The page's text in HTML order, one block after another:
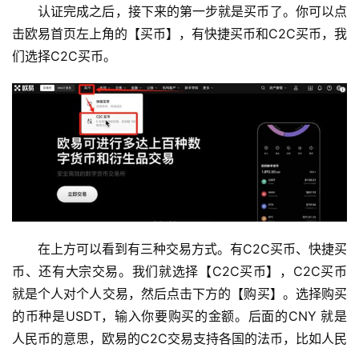
认证完成之后，接下来的第一步就是买币了。你可以点
击欧易首页左上角的【买币】，有快捷买币和C2C买币，我
们选择C2C买币。
在上方可以看到有三种交易方式。有C2C买币、快捷买
币、还有大宗交易。我们就选择【C2C买币】，C2C买币
就是个人对个人交易，然后点击下方的【购买】。选择购买
的币种是USDT，输入你要购买的金额。后面的CNY 就是
人民币的意思，欧易的C2C交易支持各国的法币，比如人民